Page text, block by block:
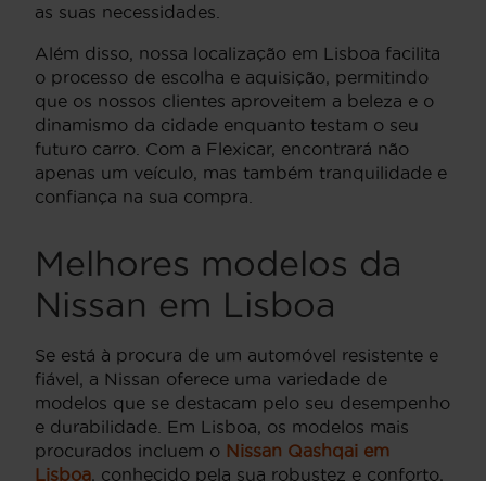
as suas necessidades.
Além disso, nossa localização em Lisboa facilita
o processo de escolha e aquisição, permitindo
que os nossos clientes aproveitem a beleza e o
dinamismo da cidade enquanto testam o seu
futuro carro. Com a Flexicar, encontrará não
apenas um veículo, mas também tranquilidade e
confiança na sua compra.
Melhores modelos da
Nissan em Lisboa
Se está à procura de um automóvel resistente e
fiável, a Nissan oferece uma variedade de
modelos que se destacam pelo seu desempenho
e durabilidade. Em Lisboa, os modelos mais
procurados incluem o Nissan Qashqai em
Lisboa, conhecido pela sua robustez e conforto,